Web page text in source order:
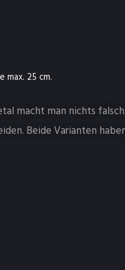
max. 25 cm.
macht man nichts
Beide Varianten